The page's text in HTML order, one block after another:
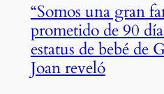
“Somos una gran
prometido de 90
estatus de bebé de
Joan reveló